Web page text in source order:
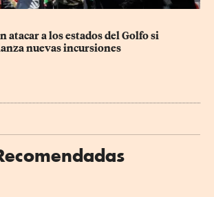
atacar a los estados del Golfo si
nuevas incursiones